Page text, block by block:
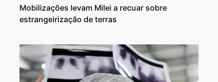
Mobilizações levam Milei a recuar sobre
estrangeirização de terras